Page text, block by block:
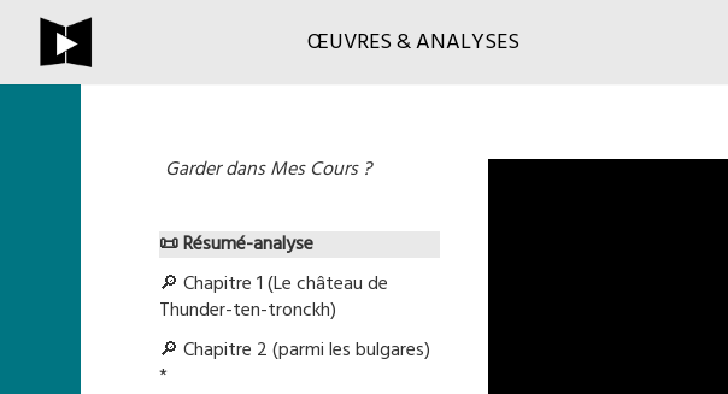
ŒUVRES & ANALYSES
Garder dans Mes Cours ?
📜 Résumé-analyse
🔎 Chapitre 1 (Le château de
Thunder-ten-tronckh)
🔎 Chapitre 2 (parmi les bulgares)
*